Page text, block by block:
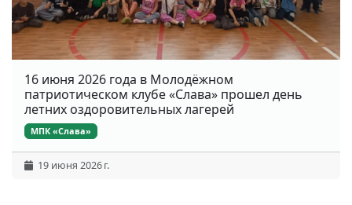
16 июня 2026 года в Молодёжном
патриотическом клубе «Слава» прошел день
летних оздоровительных лагерей
МПК «Слава»
19 июня 2026 г.